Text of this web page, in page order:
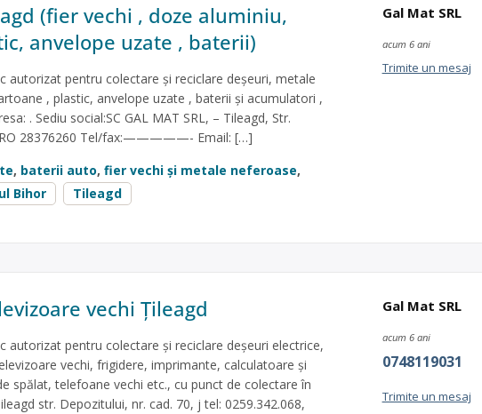
(fier vechi , doze aluminiu,
anvelope uzate , baterii)
autorizat pentru colectare și reciclare deșeuri, metale
, plastic, anvelope uzate , baterii și acumulatori ,
. Sediu social:SC GAL MAT SRL, – Tileagd, Str.
RO 28376260 Tel/fax:—————- Email: […]
, baterii auto, fier vechi și metale neferoase,
Bihor Tileagd
Gal Mat SRL
acum 6 ani
Trimite un mesaj
vechi Țileagd
autorizat pentru colectare și reciclare deșeuri electrice,
vechi, frigidere, imprimante, calculatoare și
spălat, telefoane vechi etc., cu punct de colectare în
str. Depozitului, nr. cad. 70, j tel: 0259.342.068,
Gal Mat SRL
acum 6 ani
0748119031
Trimite un mesaj